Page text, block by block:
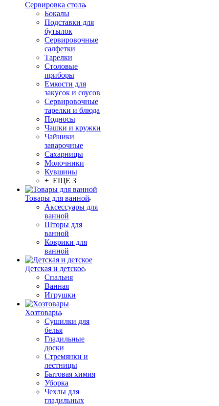
Сервировка стола
Бокалы
Подставки для
бутылок
Сервировочные
салфетки
Тарелки
Столовые
приборы
Емкости для
закусок и соусов
Сервировочные
тарелки и блюда
Подносы
Чашки и кружки
Чайники
заварочные
Сахарницы
Молочники
Кувшины
+ ЕЩЕ 3
Товары для ванной
Аксессуары для
ванной
Шторы для
ванной
Коврики для
ванной
Детская и детское
Спальня
Ванная
Игрушки
Хозтовары
Сушилки для
белья
Гладильные
доски
Стремянки и
лестницы
Бытовая химия
Уборка
Чехлы для
гладильных